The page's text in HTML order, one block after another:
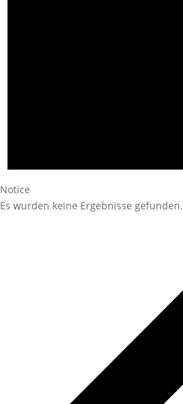
Notice
Es wurden keine Ergebnisse gefunden.